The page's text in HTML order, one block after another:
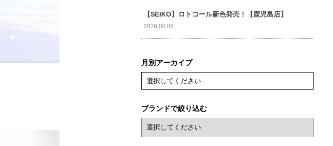
【SEIKO】ロトコール新色発売！【鹿児島店】
2026.08.06
月別アーカイブ
選択してください
ブランドで絞り込む